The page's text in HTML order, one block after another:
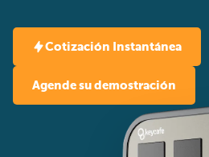
Cotización Instantánea
Agende su demostración